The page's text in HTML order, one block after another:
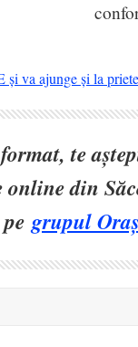
va ajunge și la
te
din
pegrupul